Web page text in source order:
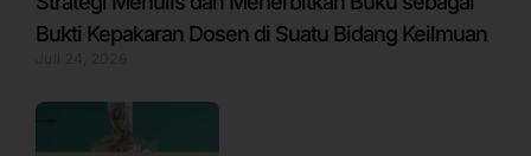
Bukti Kepakaran Dosen di Suatu Bidang Keilmuan